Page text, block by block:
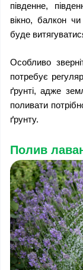
південне,
вікно, балкон
буде
Особливо
потребує
ґрунті, адже
поливати
ґрунту.
Полив